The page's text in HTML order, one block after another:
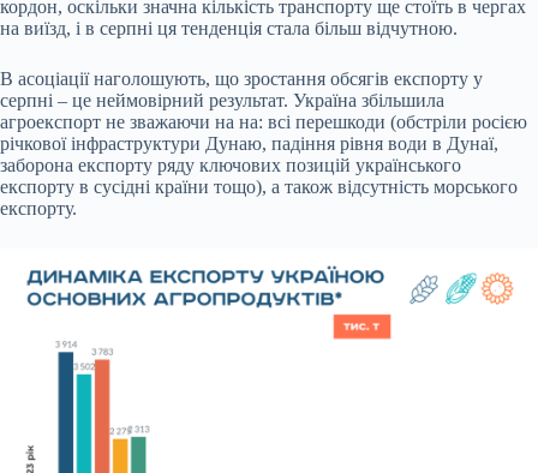
кордон, оскільки значна кількість транспорту ще стоїть в чергах
на виїзд, і в серпні ця тенденція стала більш відчутною.
В асоціації наголошують, що зростання обсягів експорту у
серпні – це неймовірний результат. Україна збільшила
агроекспорт не зважаючи на на: всі перешкоди (обстріли росією
річкової інфраструктури Дунаю, падіння рівня води в Дунаї,
заборона експорту ряду ключових позицій українського
експорту в сусідні країни тощо), а також відсутність морського
експорту.